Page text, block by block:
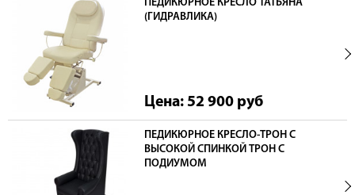
ПЕДИКЮРНОЕ КРЕСЛО ТАТЬЯНА
(ГИДРАВЛИКА)
Цена: 52 900 руб
ПЕДИКЮРНОЕ КРЕСЛО-ТРОН С
ВЫСОКОЙ СПИНКОЙ ТРОН С
ПОДИУМОМ